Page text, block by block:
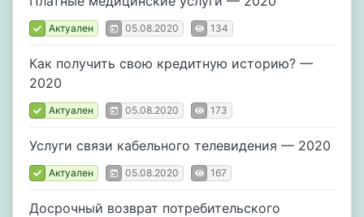
Актуален 05.08.2020 134
Как получить свою кредитную историю? —
2020
Актуален 05.08.2020 173
Услуги связи кабельного телевидения — 2020
Актуален 05.08.2020 167
Досрочный возврат потребительского